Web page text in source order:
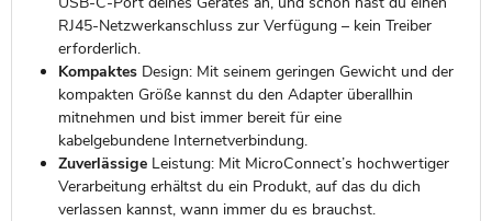
RJ45-Netzwerkanschluss zur Verfügung – kein Treiber
erforderlich.
KompaktesDesign: Mit seinem geringen Gewicht und der
kompakten Größe kannst du den Adapter überallhin
mitnehmen und bist immer bereit für eine
kabelgebundene Internetverbindung.
ZuverlässigeLeistung: Mit MicroConnect’s hochwertiger
Verarbeitung erhältst du ein Produkt, auf das du dich
verlassen kannst, wann immer du es brauchst.